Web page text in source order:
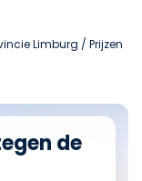
Limburg / Prijzen
de